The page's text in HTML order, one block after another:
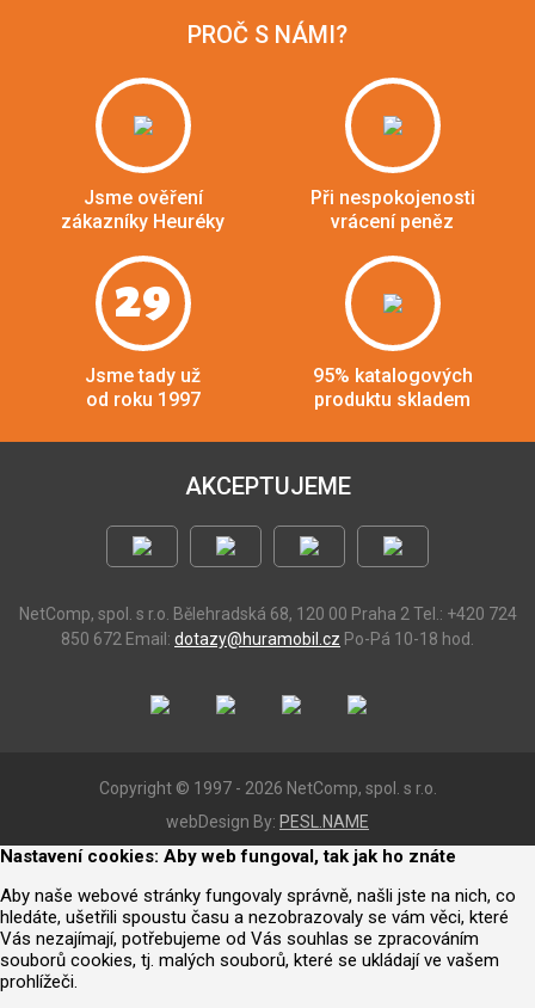
PROČ S NÁMI?
Jsme ověření
zákazníky Heuréky
Při nespokojenosti
vrácení peněz
29
Jsme tady už
od roku 1997
95% katalogových
produktu skladem
AKCEPTUJEME
NetComp, spol. s r.o. Bělehradská 68, 120 00 Praha 2 Tel.: +420 724
850 672 Email: dotazy@huramobil.cz Po-Pá 10-18 hod.
Copyright © 1997 - 2026 NetComp, spol. s r.o.
webDesign By: PESL.NAME
Nastavení cookies: Aby web fungoval, tak jak ho znáte
Aby naše webové stránky fungovaly správně, našli jste na nich, co
hledáte, ušetřili spoustu času a nezobrazovaly se vám věci, které
Vás nezajímají, potřebujeme od Vás souhlas se zpracováním
souborů cookies, tj. malých souborů, které se ukládají ve vašem
prohlížeči.